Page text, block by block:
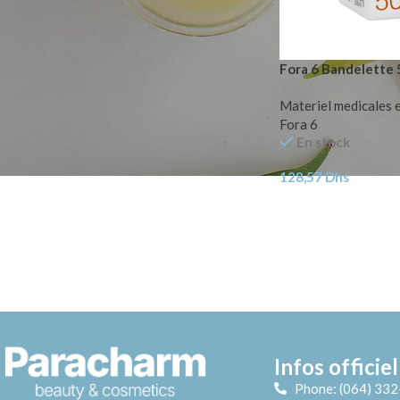
Fora 6 Bandelette
Materiel medicales
Fora 6
En stock
128,57Dhs
Infos
Phone: (064)